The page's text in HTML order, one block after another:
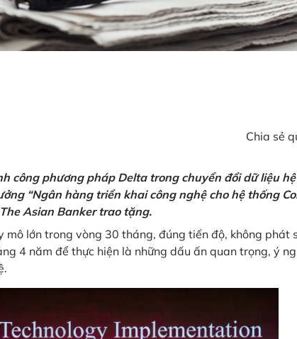
Chia sẻ
công phương pháp Delta trong chuyển đổi dữ liệu
“Ngân hàng triển khai công nghệ cho hệ thống
Asian Banker trao tặng.
mô lớn trong vòng 30 tháng, đúng tiến độ, không phát
4 năm để thực hiện là những dấu ấn quan trọng, ý